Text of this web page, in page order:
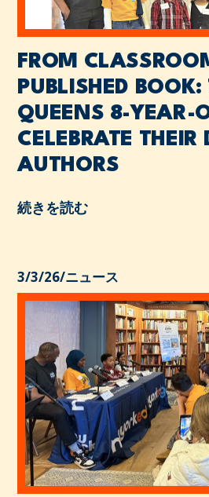
FROM
PUBLISHED
QUEENS 8-YEAR-
CELEBRATE THEIR
AUTHORS
続きを読む
3/3/26/ニュース